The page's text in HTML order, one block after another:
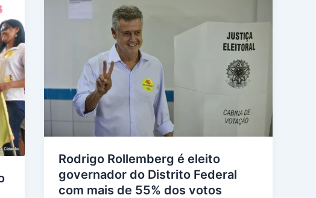
Rodrigo Rollemberg é eleito
governador do Distrito Federal
com mais de 55% dos votos